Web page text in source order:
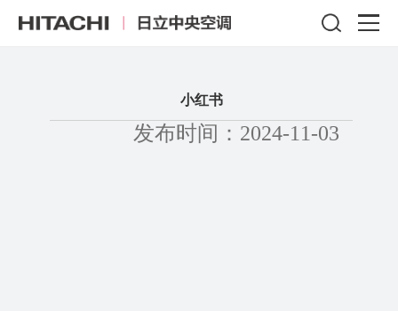
小红书
发布时间：2024-11-03